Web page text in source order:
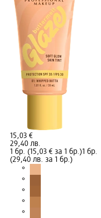
15,03 €
29,40 лв.
1 бр. (15,03 € за 1 бр.)1 бр.
(29,40 лв. за 1 бр.)